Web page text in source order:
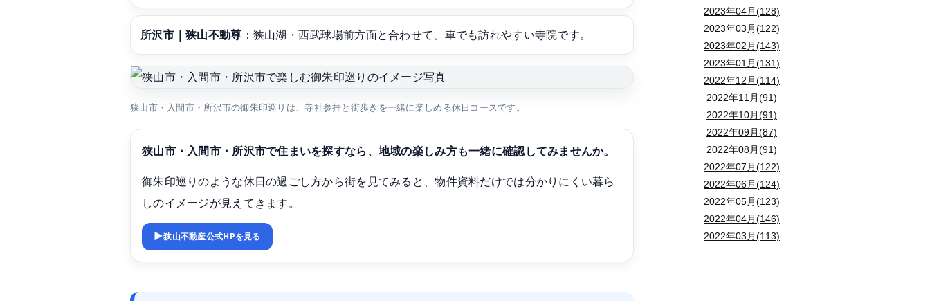
2023年04月(128)
2023年03月(122)
2023年02月(143)
2023年01月(131)
2022年12月(114)
2022年11月(91)
2022年10月(91)
2022年09月(87)
2022年08月(91)
2022年07月(122)
2022年06月(124)
2022年05月(123)
2022年04月(146)
2022年03月(113)
所沢市｜狭山不動尊 ：狭山湖・西武球場前方面と合わせて、車でも訪れやすい寺院です。
狭山市・入間市・所沢市の御朱印巡りは、寺社参拝と街歩きを一緒に楽しめる休日コースです。
狭山市・入間市・所沢市で住まいを探すなら、地域の楽しみ方も一緒に確認してみませんか。
御朱印巡りのような休日の過ごし方から街を見てみると、物件資料だけでは分かりにくい暮ら
しのイメージが見えてきます。
狭山不動産公式HPを見る